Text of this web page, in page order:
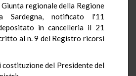
regionale della Regione
Sardegna, notificato l'11
in cancelleria il 21
al n. 9 del Registro ricorsi
del Presidente del